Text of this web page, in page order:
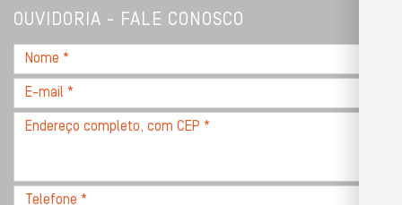
OUVIDORIA - FALE CONOSCO
Nome
*
E-
mail
Endereço
CEP
Telefone